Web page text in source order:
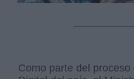
Como parte del